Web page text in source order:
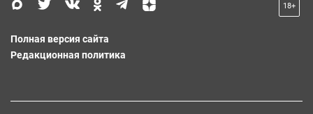
18+
Полная версия сайта
Редакционная политика